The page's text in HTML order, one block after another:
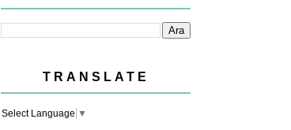
TRANSLATE
Select Language ▼